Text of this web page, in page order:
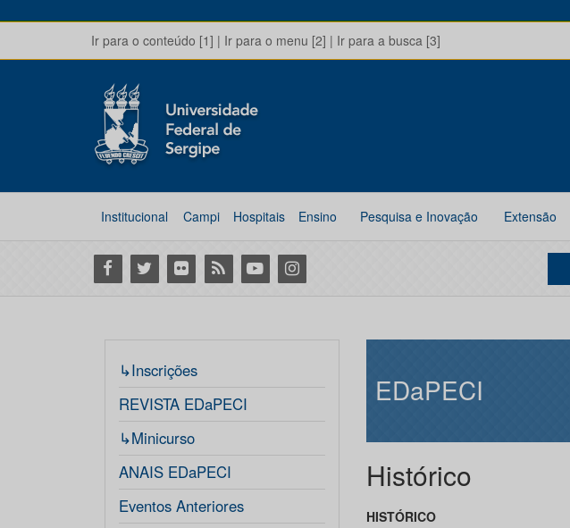
Ir para o conteúdo [1] | Ir para o menu [2] | Ir para a busca [3]
Institucional Campi Hospitais Ensino Pesquisa e Inovação Extensão
Facebook
Twitter Flickr RSS YoutubeInstagram
↳Inscrições
REVISTA EDaPECI
↳Minicurso
ANAIS EDaPECI
Eventos Anteriores
EDaPECI
Histórico
HISTÓRICO